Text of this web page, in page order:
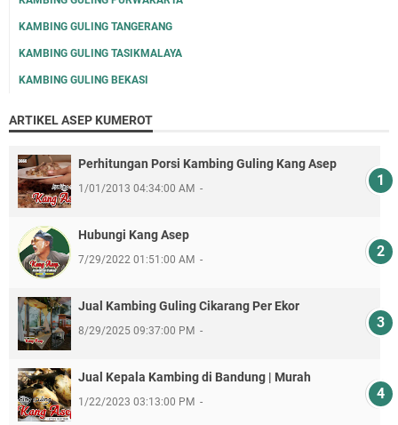
KAMBING GULING TANGERANG
KAMBING GULING TASIKMALAYA
KAMBING GULING BEKASI
ARTIKEL ASEP KUMEROT
Perhitungan Porsi Kambing Guling Kang Asep
1/01/2013 04:34:00 AM
Hubungi Kang Asep
7/29/2022 01:51:00 AM
Jual Kambing Guling Cikarang Per Ekor
8/29/2025 09:37:00 PM
Jual Kepala Kambing di Bandung | Murah
1/22/2023 03:13:00 PM